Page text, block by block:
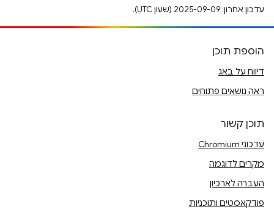
עדכון אחרון: 2025-09-09 (שעון UTC).
הוספת תוכן
דיווח על באג
ראה נושאים פתוחים
תוכן קשור
עדכוני Chromium
מקרים לדוגמה
העברה לארכיון
פודקאסטים ותוכניות